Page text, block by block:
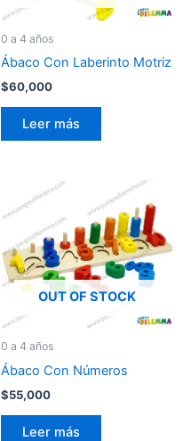
0 a 4 años
Ábaco Con Laberinto Motriz
$60,000
Leer más
OUT OF STOCK
0 a 4 años
Ábaco Con Números
$55,000
Leer más